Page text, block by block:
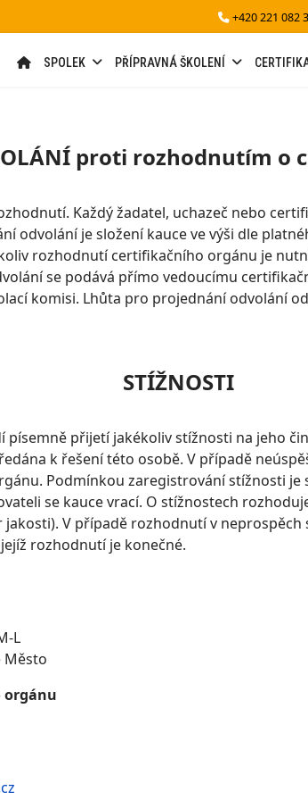
+420 221 082
SPOLEK PŘÍPRAVNÁ ŠKOLENÍ
proti rozhodnutím o
Každý žadatel, uchazeč nebo
odvolání je složení kauce ve výši dle
rozhodnutí certifikačního orgánu je
se podává přímo vedoucímu
komisi. Lhůta pro projednání odvolání
STÍŽNOSTI
přijetí jakékoliv stížnosti na jeho
k řešení této osobě. V případě
Podmínkou zaregistrování stížnosti je
se kauce vrací. O stížnostech
V případě rozhodnutí v
rozhodnutí je konečné.
L
Město
orgánu